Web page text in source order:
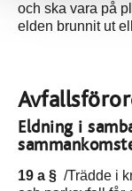
och ska vara på
elden brunnit ut
Eldning i
19 a § /Trädde i